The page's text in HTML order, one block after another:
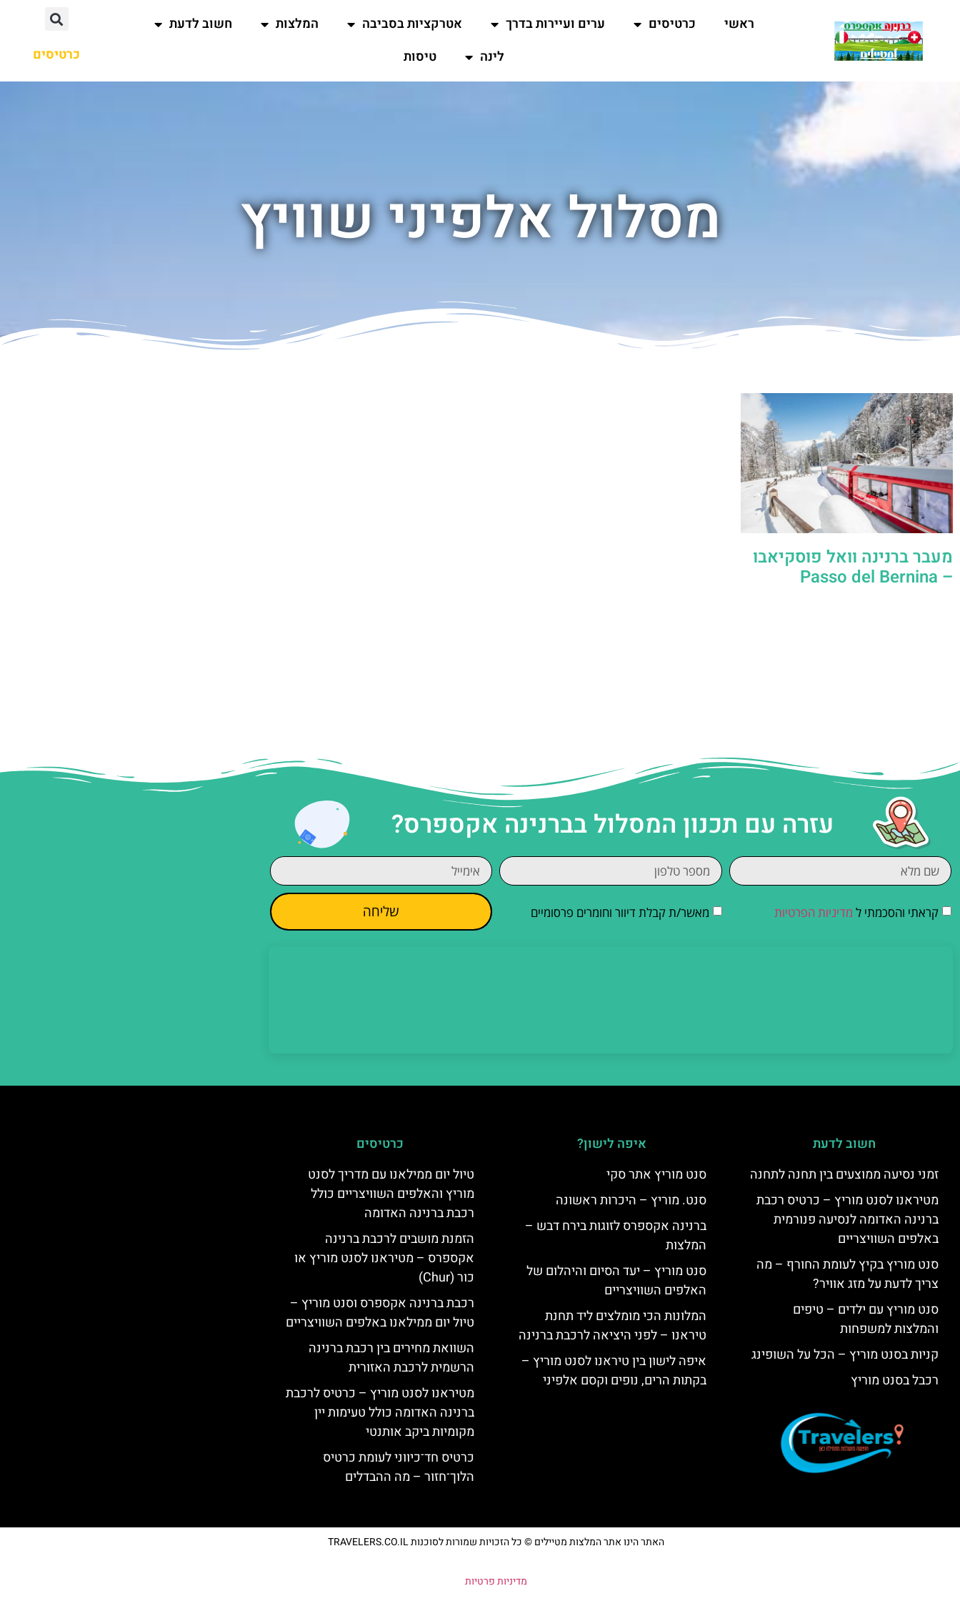
ראשי כרטיסים ערים ועיירות בדרך אטרקציות בסביבה המלצות
חשוב לדעת
לינה
טיסות כרטיסים
מסלול אלפיני שוויץ
מעבר ברנינה וואל פוסקיאבו
– Passo del Bernina
עזרה עם תכנון המסלול בברנינה אקספרס?
קראתי והסכמתי ל מדיניות הפרטיות מאשר/ת קבלת דיוור וחומרים פרסומיים שליחה
חשוב לדעת
זמני נסיעה ממוצעים בין תחנה לתחנה
מטיראנו לסנט מוריץ – כרטיס רכבת
ברנינה האדומה לנסיעה פנורמית
באלפים השוויצריים
סנט מוריץ בקיץ לעומת החורף – מה
צריך לדעת על מזג אוויר?
סנט מוריץ עם ילדים – טיפים
והמלצות למשפחות
קניות בסנט מוריץ – הכל על השופינג
רכבל בסנט מוריץ
איפה לישון?
סנט מוריץ אתר סקי
סנט. מוריץ – היכרות ראשונה
ברנינה אקספרס לזוגות בירח דבש –
המלצות
סנט מוריץ – יעד הסיום והיהלום של
האלפים השוויצריים
המלונות הכי מומלצים ליד תחנת
טיראנו – לפני היציאה לרכבת ברנינה
איפה לישון בין טיראנו לסנט מוריץ –
בקתות הרים, נופים וקסם אלפיני
כרטיסים
טיול יום ממילאנו עם מדריך לסנט
מוריץ והאלפים השוויצריים כולל
רכבת ברנינה האדומה
הזמנת מושבים לרכבת ברנינה
אקספרס – מטיראנו לסנט מוריץ או
כור (Chur)
רכבת ברנינה אקספרס וסנט מוריץ –
טיול יום ממילאנו באלפים השוויצריים
השוואת מחירים בין רכבת ברנינה
הרשמית לרכבת האזורית
מטיראנו לסנט מוריץ – כרטיס לרכבת
ברנינה האדומה כולל טעימות יין
מקומיות ביקב אותנטי
כרטיס חד־כיווני לעומת כרטיס
הלוך־חזור – מה ההבדלים
האתר הינו אתר המלצות מטיילים © כל הזכויות שמורות לסוכנות TRAVELERS.CO.IL
מדיניות פרטיות